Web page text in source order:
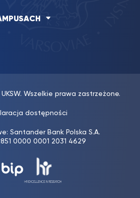
Wszelkie prawa zastrzeżone.
dostępności
Santander Bank Polska S.A.
0000 0001 2031 4629